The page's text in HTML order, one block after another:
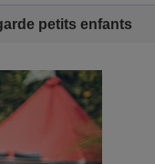
petits enfants